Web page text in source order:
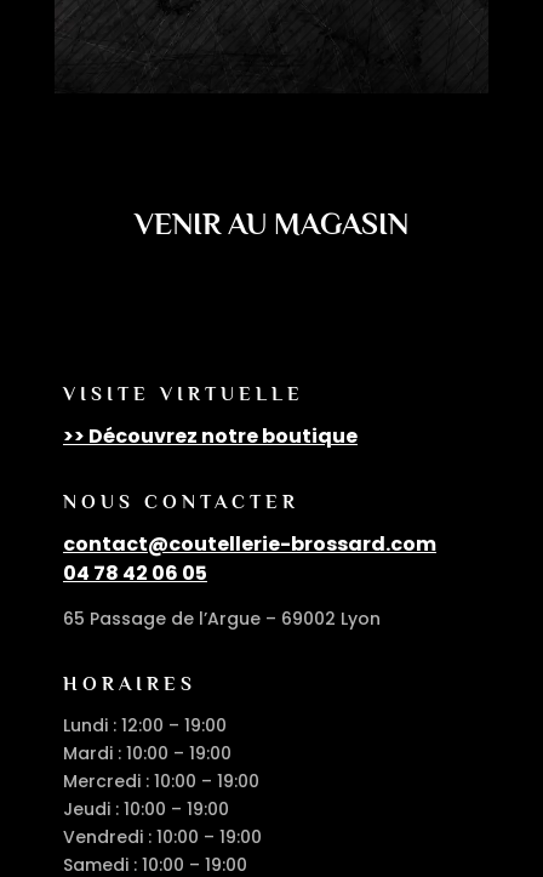
180,00 €
VENIR AU MAGASIN
VISITE VIRTUELLE
>> Découvrez notre boutique
NOUS CONTACTER
contact@coutellerie-brossard.com
04 78 42 06 05
65 Passage de l’Argue – 69002 Lyon
HORAIRES
Lundi : 12:00 – 19:00
Mardi : 10:00 – 19:00
Mercredi : 10:00 – 19:00
Jeudi : 10:00 – 19:00
Vendredi : 10:00 – 19:00
Samedi : 10:00 – 19:00